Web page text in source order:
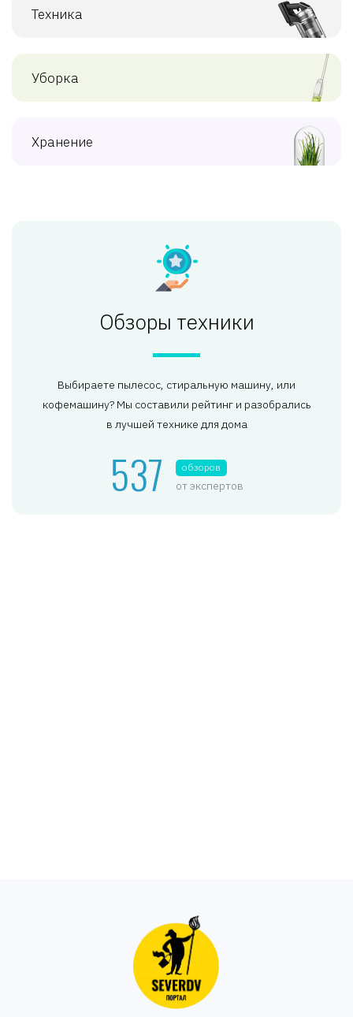
Техника
Уборка
Хранение
Обзоры техники
Выбираете пылесос, стиральную машину, или
кофемашину? Мы составили рейтинг и разобрались
в лучшей технике для дома
537 обзоров
от экспертов